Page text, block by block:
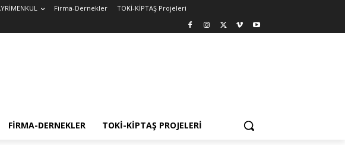
Firma-Dernekler TOKİ-KİPTAŞ Projeleri
FIRMA-DERNEKLER TOKİ-KİPTAŞ PROJELERI